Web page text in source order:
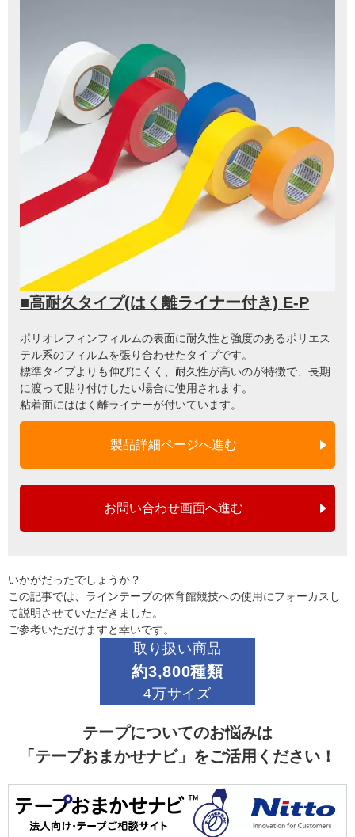
■高耐久タイプ(はく離ライナー付き) E-P
ポリオレフィンフィルムの表面に耐久性と強度のあるポリエス
テル系のフィルムを張り合わせたタイプです。
標準タイプよりも伸びにくく、耐久性が高いのが特徴で、長期
に渡って貼り付けしたい場合に使用されます。
粘着面にははく離ライナーが付いています。
製品詳細ページへ進む
お問い合わせ画面へ進む
いかがだったでしょうか？
この記事では、ラインテープの体育館競技への使用にフォーカスし
て説明させていただきました。
ご参考いただけますと幸いです。
取り扱い商品
約3,800種類
4万サイズ
テープについてのお悩みは
「テープおまかせナビ」をご活用ください！